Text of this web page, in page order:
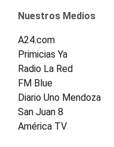
Nuestros Medios
A24.com
Primicias Ya
Radio La Red
FM Blue
Diario Uno Mendoza
San Juan 8
América TV